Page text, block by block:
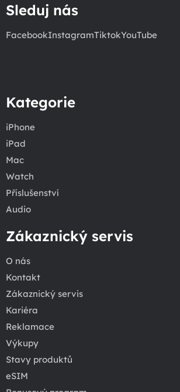
Sleduj nás
FacebookInstagramTiktokYouTube
Kategorie
iPhone
iPad
Mac
Watch
Příslušenství
Audio
Zákaznický servis
O nás
Kontakt
Zákaznický servis
Kariéra
Reklamace
Výkupy
Stavy produktů
eSIM